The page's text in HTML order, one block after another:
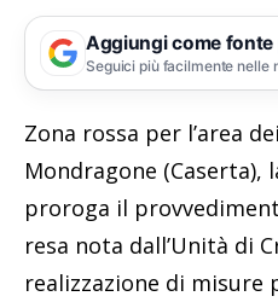
Aggiungi come
Seguici più facilmente nelle
Zona rossa per l’area
Mondragone (Caserta),
proroga il
resa nota dall’Unità di
realizzazione di misure